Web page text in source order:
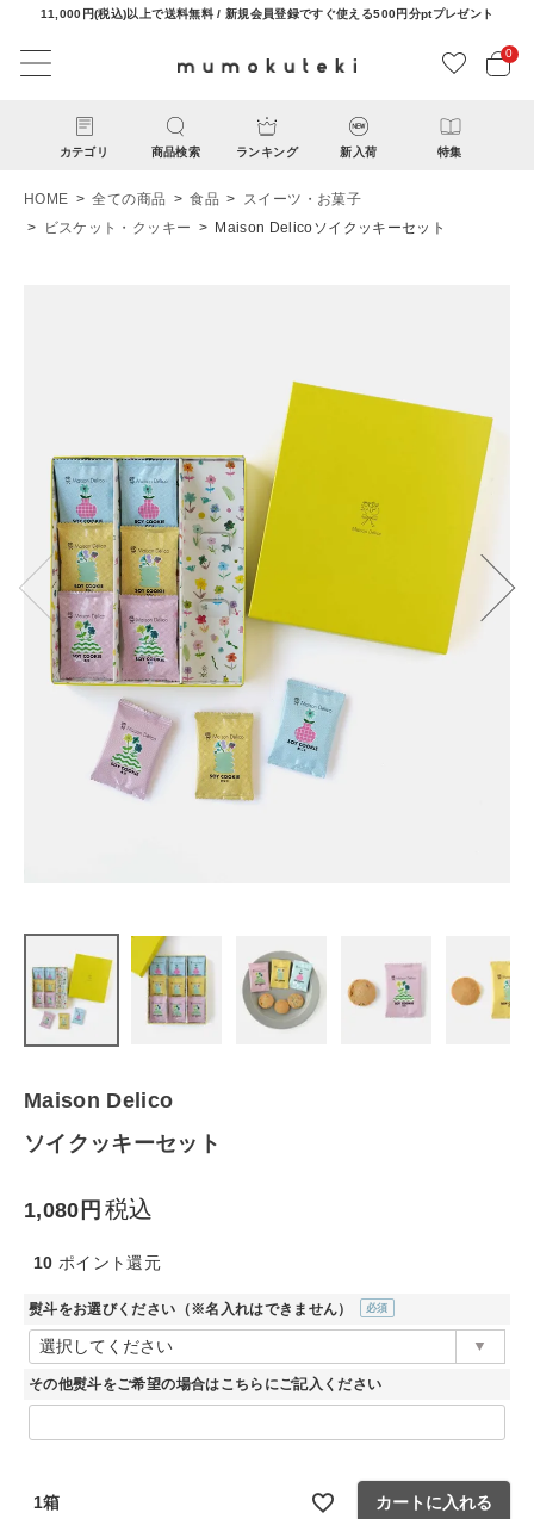
11,000円(税込)以上で送料無料 / 新規会員登録ですぐ使える500円分ptプレゼント
0
カテゴリ 商品検索 ランキング 新入荷 特集
ログイン 新規会員登録
ソイクッキ
ナチュラル服
ファッション雑貨
生活雑貨
ブランド
全ての商品
HOME 全ての商品 食品
スイーツ・お菓子
ビスケット・クッキー
Maison Delicoソイクッキーセット
Maison Delico
ソイクッキーセット
1,080 税込
10 ポイント還元
熨斗をお選びください（※名入れはできません）
(必
その他熨斗をご希望の場合はこちらにご記入ください
1箱 カートに入れる